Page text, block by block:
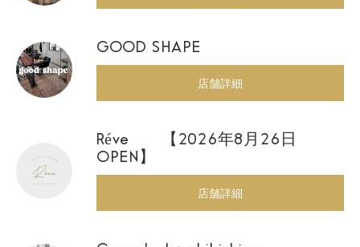
GOOD SHAPE
店舗詳細
Réve 【2026年8月26日
OPEN】
店舗詳細